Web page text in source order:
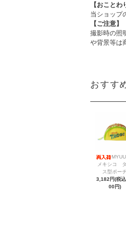
【おことわ
当ショップ
【ご注意】
撮影時の照
や背景等は
おすす
メキシコ
ス型ポーチ
3,182円(税
00円)